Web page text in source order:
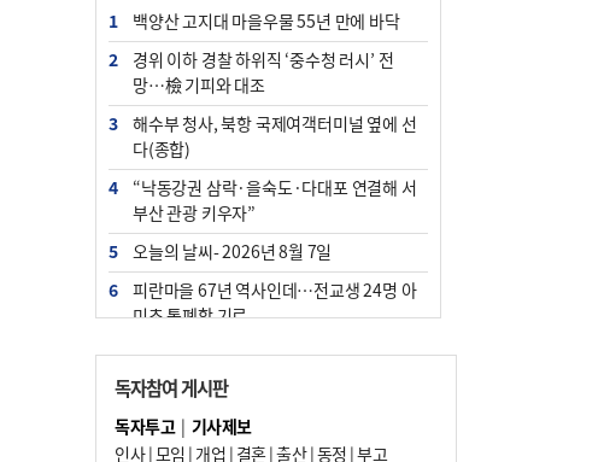
1
백양산 고지대 마을우물 55년 만에 바닥
2
경위 이하 경찰 하위직 ‘중수청 러시’ 전
망…檢 기피와 대조
3
해수부 청사, 북항 국제여객터미널 옆에 선
다(종합)
4
“낙동강권 삼락·을숙도·다대포 연결해 서
부산 관광 키우자”
5
오늘의 날씨- 2026년 8월 7일
6
피란마을 67년 역사인데…전교생 24명 아
미초 통폐합 기로
7
[사설] 해수부 신청사 북항으로 확정, 해양
수도 도약의 전환점
8
부울경 주말부터 비소식…‘극한 폭염’ 한풀
꺾일 듯
독자참여 게시판
독자투고| 기사제보
인사|모임 | 개업 | 결혼|출산|동정 |부고